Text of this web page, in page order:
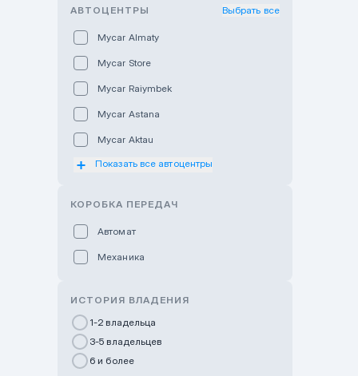
АВТОЦЕНТРЫ Выбрать все
Mycar Almaty
Mycar Store
Mycar Raiymbek
Mycar Astana
Mycar Aktau
Mycar Uralsk
GWM Nurly Zhol
Chery Astana
Показать все автоцентры
КОРОБКА ПЕРЕДАЧ
Автомат
Механика
ИСТОРИЯ ВЛАДЕНИЯ
1-2 владельца
3-5 владельцев
6 и более